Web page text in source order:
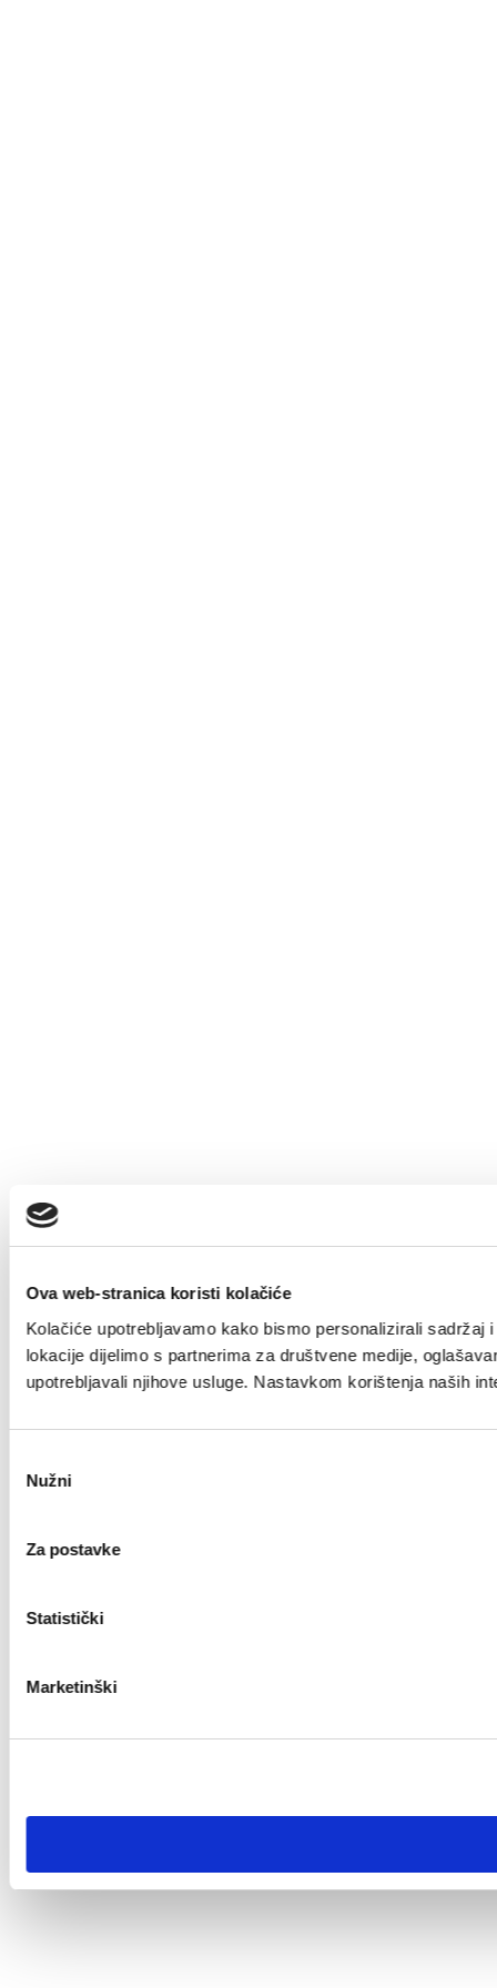
Ova web-stranica koristi kolačiće
Kolačiće upotrebljavamo kako bismo personalizirali
lokacije dijelimo s partnerima za društvene medije,
upotrebljavali njihove usluge. Nastavkom korištenja naših
pristanka
Nužni
Za postavke
Statistički
Marketinški